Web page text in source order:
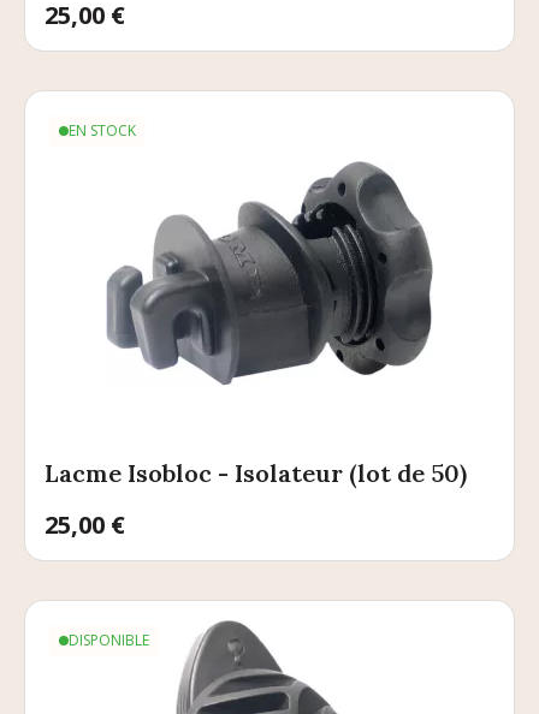
Prix
25,00 €
EN STOCK
Lacme Isobloc - Isolateur (lot de 50)
Prix
25,00 €
DISPONIBLE